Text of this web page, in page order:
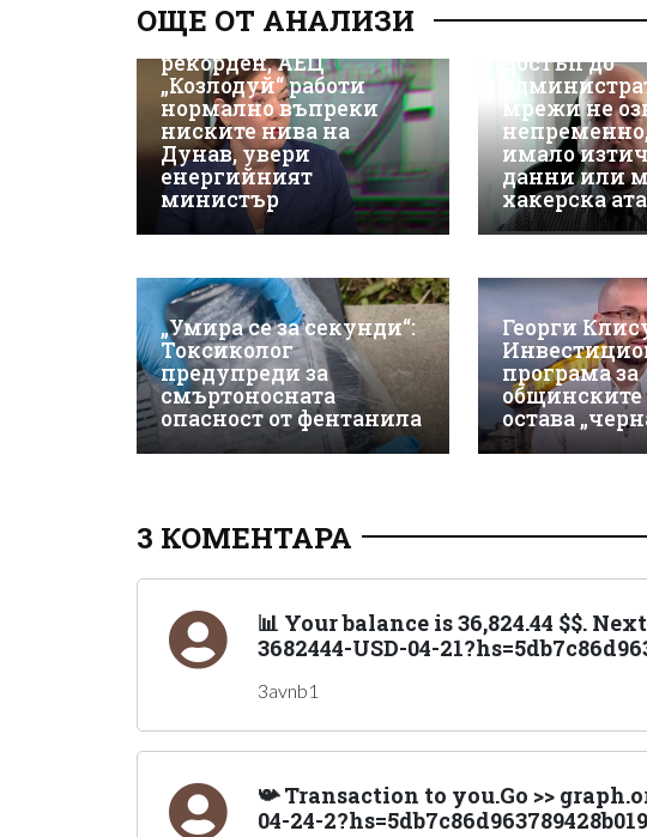
ОЩЕ ОТ АНАЛИЗИ
Износът на ток е
рекорден, АЕЦ
„Козлодуй“ работи
нормално въпреки
ниските нива на
Дунав, увери
енергийният
министър
достъп до
мрежи не
имало
данни или
хакерска
„Умира се за секунди“:
Токсиколог
предупреди за
смъртоносната
опасност от фентанила
Георги
програма за
общинските
остава
3 КОМЕНТАРА
📊 Your balance is 36,824.44 $$.
3682444-USD-04-
3avnb1
📯 Transaction to you.Go >>
04-24-